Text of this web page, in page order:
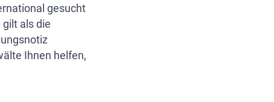
gesucht
als die
Ihnen helfen,